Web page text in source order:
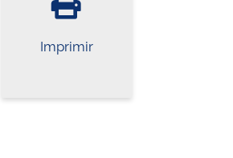
Imprimir